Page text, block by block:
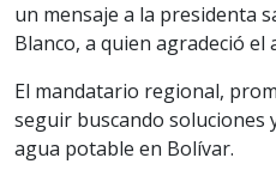
un mensaje a la presidenta
Blanco, a quien agradeció
El mandatario regional,
seguir buscando soluciones
agua potable en Bolívar.